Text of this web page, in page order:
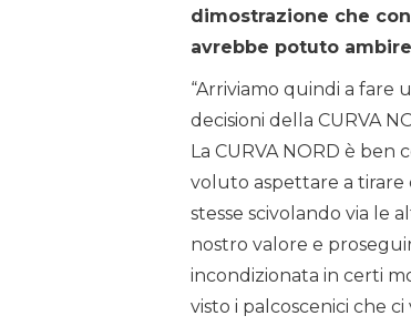
dimostrazione che
avrebbe potuto
“Arriviamo quindi a fare
decisioni della CURVA
La CURVA NORD è
voluto aspettare a
stesse scivolando via le
nostro valore e
incondizionata in certi
visto i palcoscenici che